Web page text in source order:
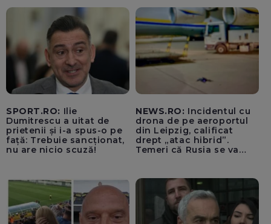
SPORT.RO: Ilie
Dumitrescu a uitat de
prietenii și i-a spus-o pe
față: Trebuie sancționat,
nu are nicio scuză!
NEWS.RO: Incidentul cu
drona de pe aeroportul
din Leipzig, calificat
drept „atac hibrid”.
Temeri că Rusia se va
neagă informațiile că
avioanele ucrainene din
apropierea dronei ar fi
fost încărcate cu muniție